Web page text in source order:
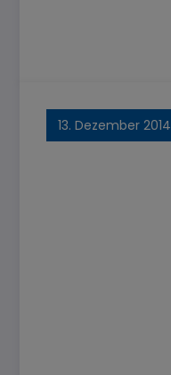
13. Dezember 2014